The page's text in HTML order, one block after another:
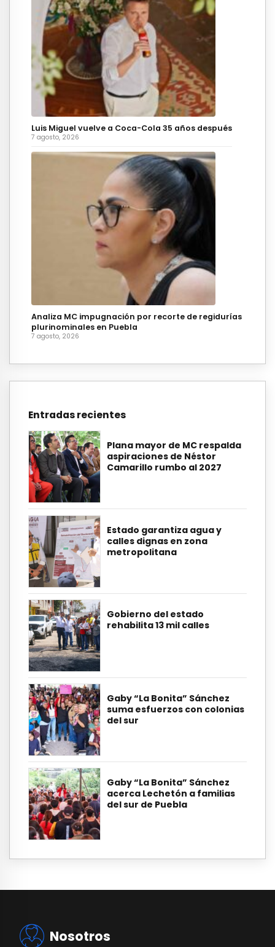
Luis Miguel vuelve a Coca-Cola 35 años después
7 agosto, 2026
Analiza MC impugnación por recorte de regidurías
plurinominales en Puebla
7 agosto, 2026
Entradas recientes
Plana mayor de MC respalda
aspiraciones de Néstor
Camarillo rumbo al 2027
Estado garantiza agua y
calles dignas en zona
metropolitana
Gobierno del estado
rehabilita 13 mil calles
Gaby “La Bonita” Sánchez
suma esfuerzos con colonias
del sur
Gaby “La Bonita” Sánchez
acerca Lechetón a familias
del sur de Puebla
Nosotros